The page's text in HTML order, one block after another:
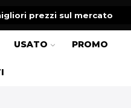
prezzi sul mercato
USATO PROMO